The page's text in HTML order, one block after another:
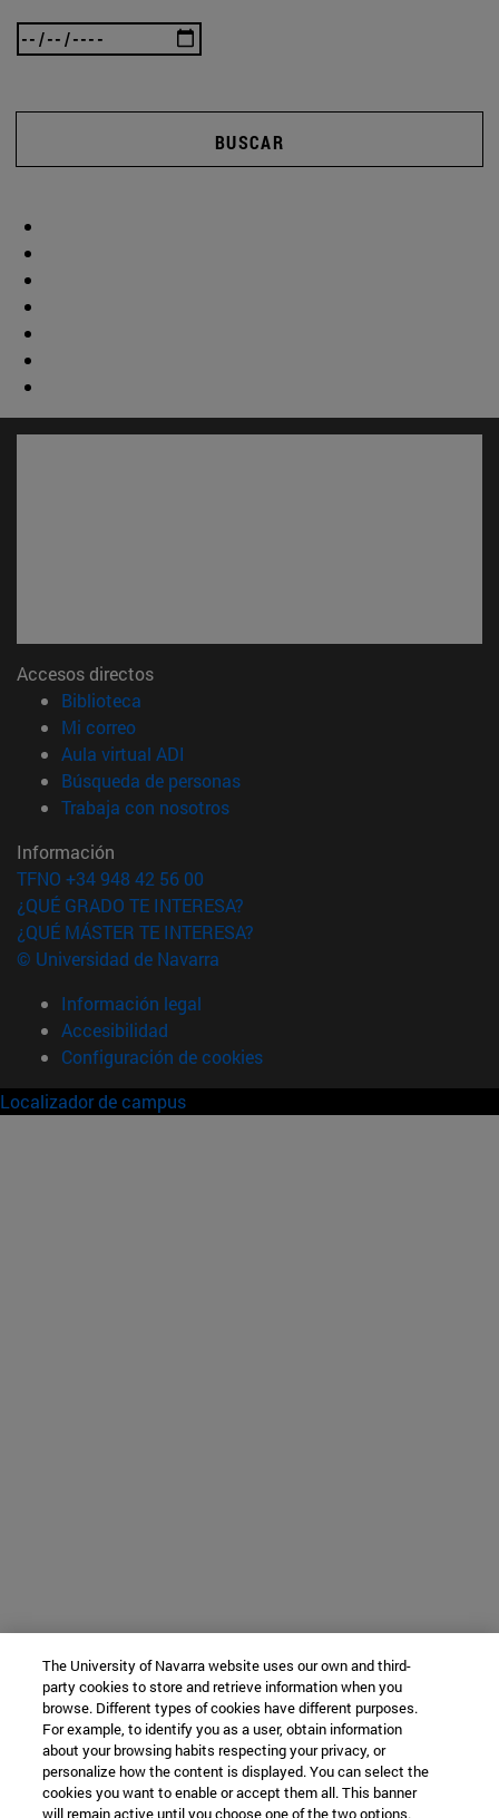
BUSCAR
Accesos directos
Biblioteca
Mi correo(abre en nueva ventana)
Aula virtual ADI
Búsqueda de personas(abre en nueva ventana)
Trabaja con nosotros(abre en nueva ventana)
Información
TFNO +34 948 42 56 00
¿QUÉ GRADO TE INTERESA?
¿QUÉ MÁSTER TE INTERESA?
© Universidad de Navarra
Información legal
Accesibilidad
Configuración de cookies
Localizador de campus
The University of Navarra website uses our own and third-
party cookies to store and retrieve information when you
browse. Different types of cookies have different purposes.
For example, to identify you as a user, obtain information
about your browsing habits respecting your privacy, or
personalize how the content is displayed. You can select the
cookies you want to enable or accept them all. This banner
will remain active until you choose one of the two options.